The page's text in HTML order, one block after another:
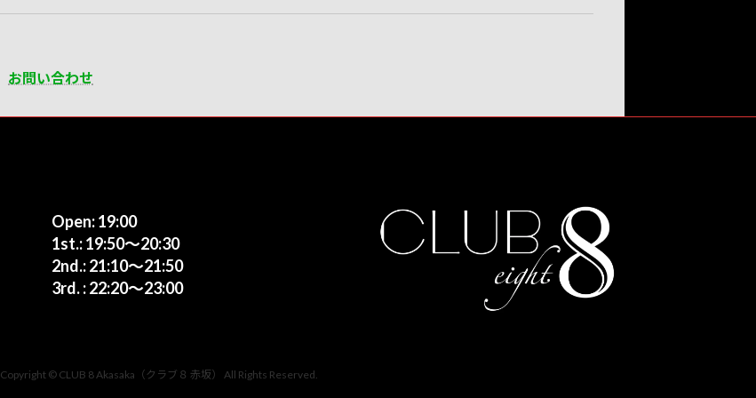
お問い合わせ
Open: 19:00
1st.: 19:50〜20:30
2nd.: 21:10〜21:50
3rd. : 22:20〜23:00
Copyright © CLUB 8 Akasaka（クラブ８ 赤坂） All Rights Reserved.